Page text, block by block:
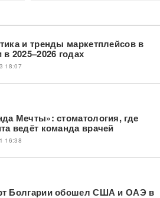
и тренды маркетплейсов в
2025–2026 годах
18:07
Мечты»: стоматология, где
ведёт команда врачей
16:38
Болгарии обошел США и ОАЭ в